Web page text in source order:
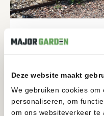
Deze website maakt
We gebruiken cookies
personaliseren, om
om ons websiteverkeer te
12 VOLT